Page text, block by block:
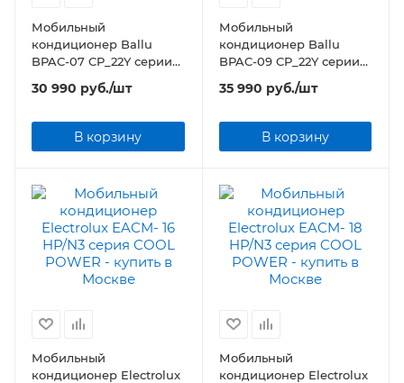
Мобильный
кондиционер Ballu
BPAC-07 CP_22Y серии
30 990 руб./шт
В корзину
Мобильный
кондиционер Ballu
BPAC-09 CP_22Y серии
35 990 руб./шт
В корзину
Мобильный
кондиционер Electrolux
Мобильный
кондиционер Electrolux